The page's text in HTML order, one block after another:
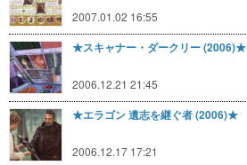
2007.01.02 16:55
★スキャナー・ダークリー (2006)★
2006.12.21 21:45
★エラゴン 遺志を継ぐ者 (2006)★
2006.12.17 17:21